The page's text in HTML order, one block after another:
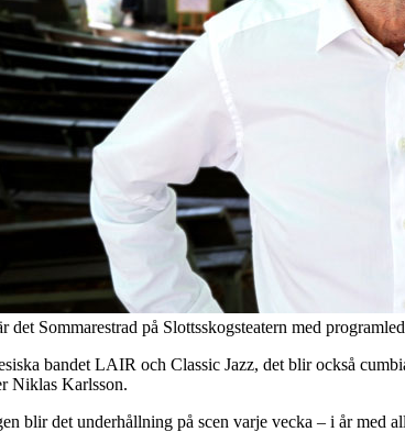
det Sommarestrad på Slottsskogsteatern med
bandet LAIR och Classic Jazz, det blir också
Niklas Karlsson.
blir det underhållning på scen varje vecka – i år med